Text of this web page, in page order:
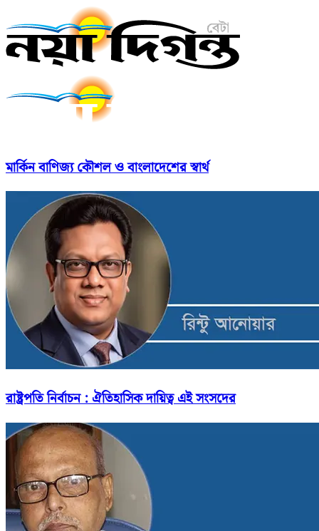
মার্কিন বাণিজ্য কৌশল ও বাংলাদেশের স্বার্থ
রাষ্ট্রপতি নির্বাচন : ঐতিহাসিক দায়িত্ব এই সংসদের